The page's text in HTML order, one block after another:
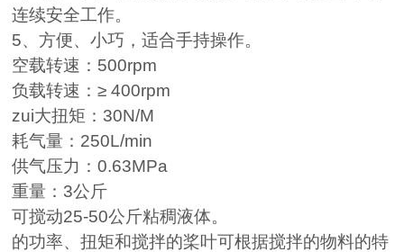
连续安全工作。
5、方便、小巧，适合手持操作。
空载转速： 500rpm
负载转速：≥ 400rpm
zui大扭矩： 30N/M
耗气量： 250L/min
供气压力：0.63MPa
重量： 3公斤
可搅动25-50公斤粘稠液体。
的功率、扭矩和搅拌的桨叶可根据搅拌的物料的特